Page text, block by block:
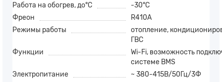
Работа на обогрев, до°С
-30°С
Фреон
R410A
Режимы работы
отопление,
ГВС
Функции
Wi-Fi, возможность
системе BMS
Электропитание
~ 380-415В/50Гц/3Ф